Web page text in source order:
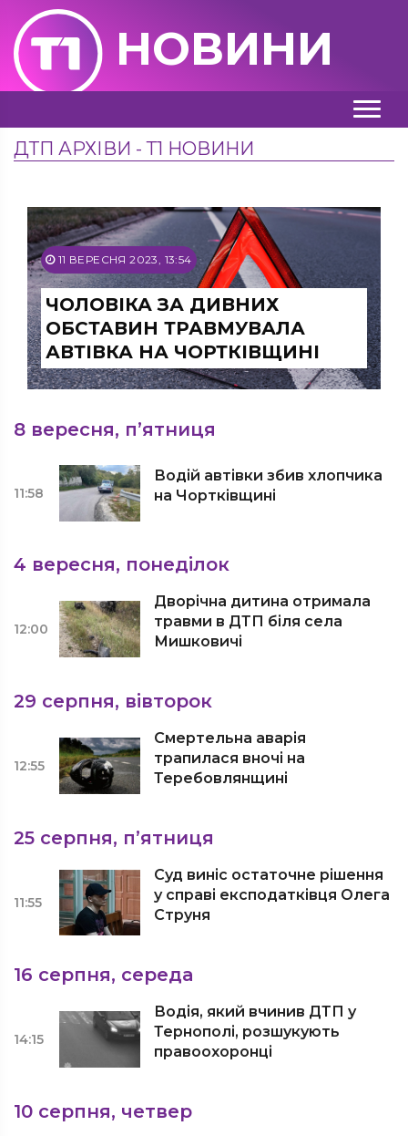
НОВИНИ
ДТП АРХІВИ - Т1 НОВИНИ
11 ВЕРЕСНЯ 2023, 13:54
ЧОЛОВІКА ЗА ДИВНИХ
ОБСТАВИН ТРАВМУВАЛА
АВТІВКА НА ЧОРТКІВЩИНІ
8 вересня, п’ятниця
11:58
Водій автівки збив хлопчика
на Чортківщині
4 вересня, понеділок
12:00
Дворічна дитина отримала
травми в ДТП біля села
Мишковичі
29 серпня, вівторок
12:55
Смертельна аварія
трапилася вночі на
Теребовлянщині
25 серпня, п’ятниця
11:55
Суд виніс остаточне рішення
у справі експодатківця Олега
Струня
16 серпня, середа
14:15
Водія, який вчинив ДТП у
Тернополі, розшукують
правоохоронці
10 серпня, четвер